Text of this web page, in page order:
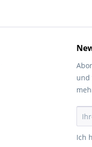
und
Ich